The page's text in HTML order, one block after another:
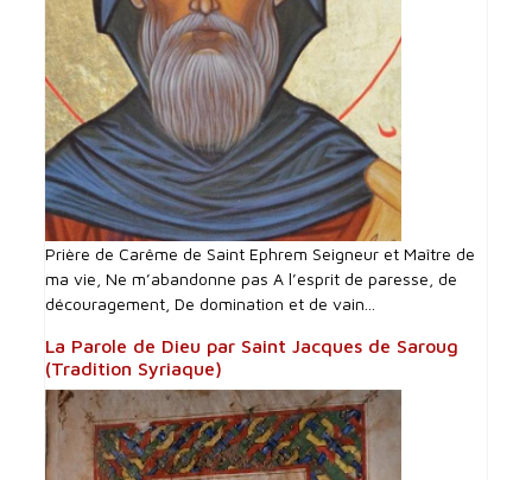
Prière de Carême de Saint Ephrem Seigneur et Maître de
ma vie, Ne m’abandonne pas A l’esprit de paresse, de
découragement, De domination et de vain...
La Parole de Dieu par Saint Jacques de Saroug
(Tradition Syriaque)